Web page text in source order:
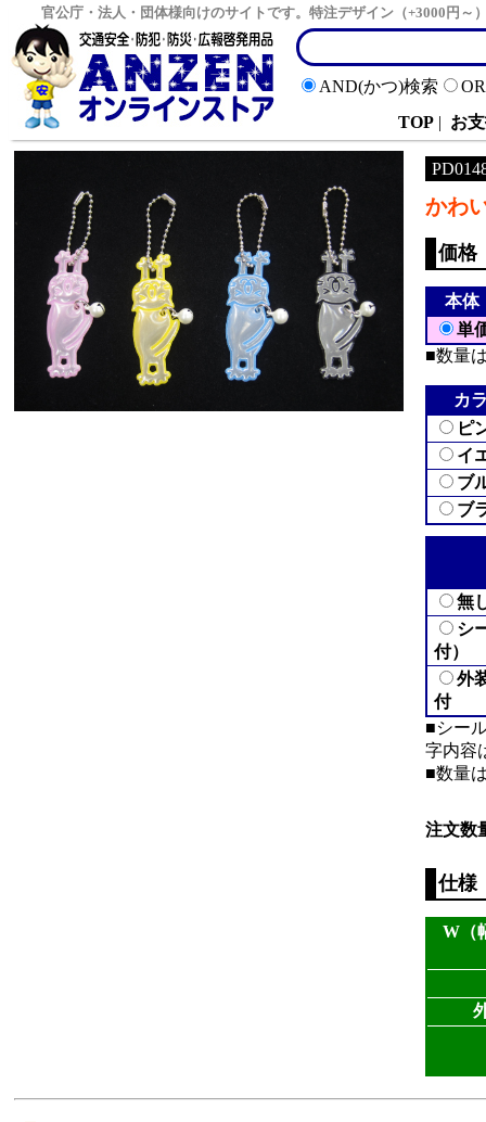
官公庁・法人・団体様向けのサイトです。特注デザイン（+3000円
AND(かつ)検索
TOP | お
かわ
価格
本体
単
■数量
カ
ピ
イ
ブ
ブ
無
シ
付）
外
付
■シー
字内容
■数量
注文数
仕様
W（